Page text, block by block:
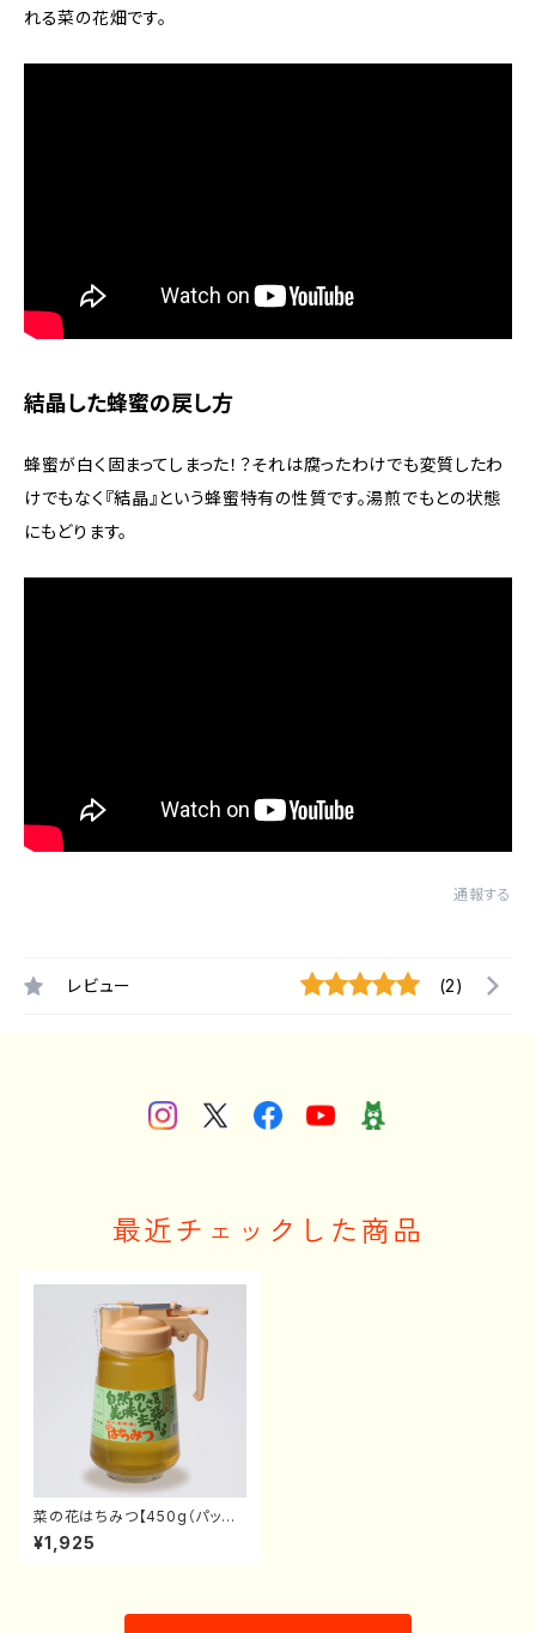
れる菜の花畑です。
結晶した蜂蜜の戻し方
蜂蜜が白く固まってしまった！？それは腐ったわけでも変質したわ
けでもなく『結晶』という蜂蜜特有の性質です。湯煎でもとの状態
にもどります。
通報する
レビュー (2)
最近チェックした商品
菜の花はちみつ【450g（パッカ
ー入）】
¥1,925